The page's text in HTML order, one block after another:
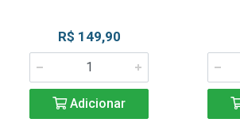
R$ 149,90
Adicionar